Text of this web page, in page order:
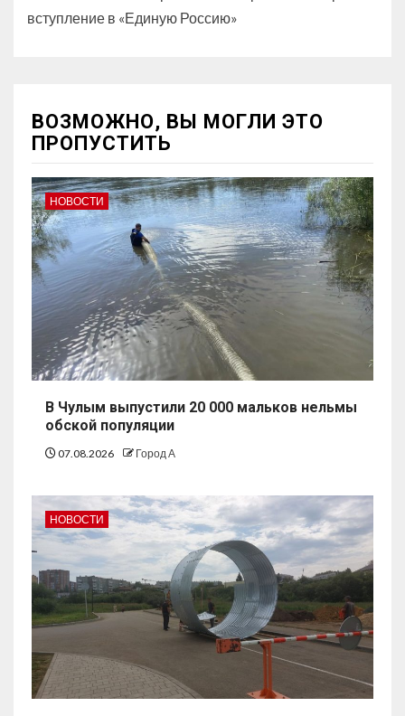
вступление в «Единую Россию»
ВОЗМОЖНО, ВЫ МОГЛИ ЭТО
ПРОПУСТИТЬ
НОВОСТИ
В Чулым выпустили 20 000 мальков нельмы
обской популяции
07.08.2026 Город А
НОВОСТИ